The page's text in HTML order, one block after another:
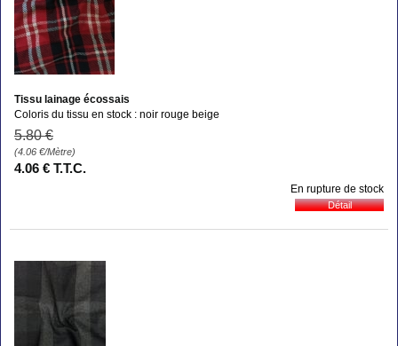
Tissu lainage écossais
Coloris du tissu en stock : noir rouge beige
5.80 €
(4.06 €/Mètre)
4.06 € T.T.C.
En rupture de stock